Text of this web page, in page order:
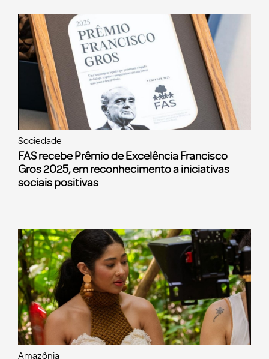
Sociedade
FAS recebe Prêmio de Excelência Francisco
Gros 2025, em reconhecimento a iniciativas
sociais positivas
Amazônia